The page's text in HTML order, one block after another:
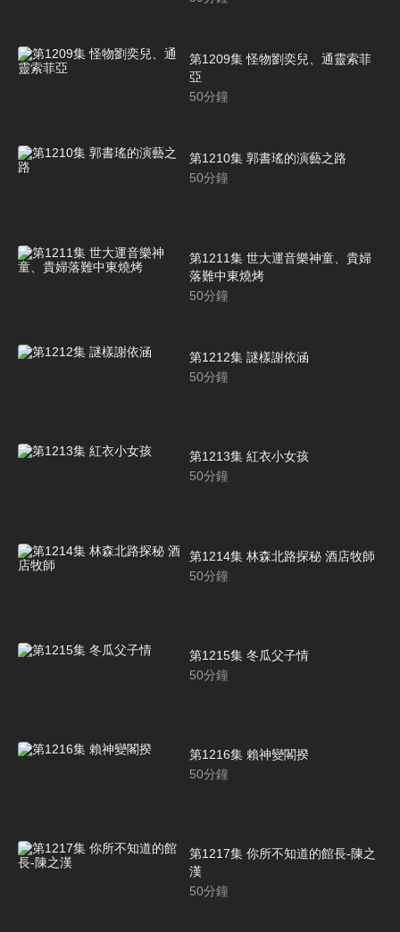
第1209集 怪物劉奕兒、通靈索菲
亞
50分鐘
第1210集 郭書瑤的演藝之路
50分鐘
第1211集 世大運音樂神童、貴婦
落難中東燒烤
50分鐘
第1212集 謎樣謝依涵
50分鐘
第1213集 紅衣小女孩
50分鐘
第1214集 林森北路探秘 酒店牧師
50分鐘
第1215集 冬瓜父子情
50分鐘
第1216集 賴神變閣揆
50分鐘
第1217集 你所不知道的館長-陳之
漢
50分鐘